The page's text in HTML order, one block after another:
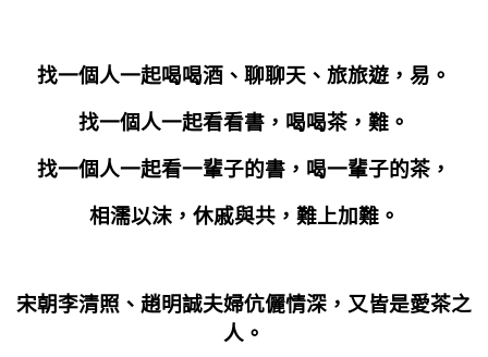
找一個人一起喝喝酒、聊聊天、旅旅遊，易。
找一個人一起看看書，喝喝茶，難。
找一個人一起看一輩子的書，喝一輩子的茶，
相濡以沫，休戚與共，難上加難。
宋朝李清照、趙明誠夫婦伉儷情深，又皆是愛茶之
人。